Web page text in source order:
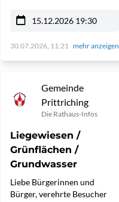
15.12.2026 19:30
30.07.2026, 11:21 mehr anzeigen
Gemeinde
Prittriching
Die Rathaus-Infos
Liegewiesen /
Grünflächen /
Grundwasser
Liebe Bürgerinnen und
Bürger, verehrte Besucher